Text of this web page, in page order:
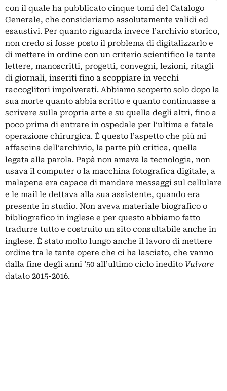
con il quale ha pubblicato cinque tomi del Catalogo
Generale, che consideriamo assolutamente validi ed
esaustivi. Per quanto riguarda invece l’archivio storico,
non credo si fosse posto il problema di digitalizzarlo e
di mettere in ordine con un criterio scientifico le tante
lettere, manoscritti, progetti, convegni, lezioni, ritagli
di giornali, inseriti fino a scoppiare in vecchi
raccoglitori impolverati. Abbiamo scoperto solo dopo la
sua morte quanto abbia scritto e quanto continuasse a
scrivere sulla propria arte e su quella degli altri, fino a
poco prima di entrare in ospedale per l’ultima e fatale
operazione chirurgica. È questo l’aspetto che più mi
affascina dell’archivio, la parte più critica, quella
legata alla parola. Papà non amava la tecnologia, non
usava il computer o la macchina fotografica digitale, a
malapena era capace di mandare messaggi sul cellulare
e le mail le dettava alla sua assistente, quando era
presente in studio. Non aveva materiale biografico o
bibliografico in inglese e per questo abbiamo fatto
tradurre tutto e costruito un sito consultabile anche in
inglese. È stato molto lungo anche il lavoro di mettere
ordine tra le tante opere che ci ha lasciato, che vanno
dalla fine degli anni ’50 all’ultimo ciclo inedito Vulvare
datato 2015-2016.